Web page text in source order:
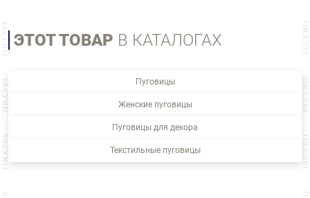
ЭТОТ ТОВАР В КАТАЛОГАХ
Пуговицы
Женские пуговицы
Пуговицы для декора
Текстильные пуговицы